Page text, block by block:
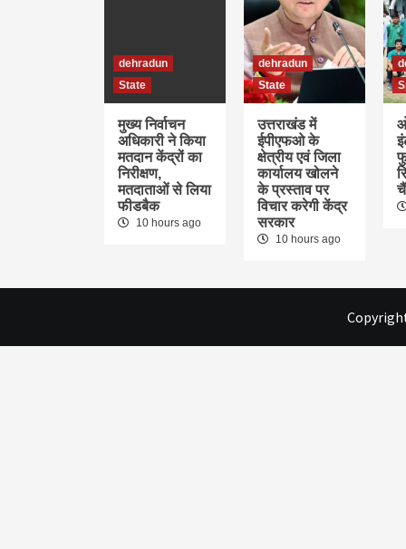
dehradun
State
मुख्य निर्वाचन
अधिकारी ने किया
मतदान केंद्रों का
निरीक्षण,
मतदाताओं से लिया
फीडबैक
10 hours ago
dehradun
State
उत्तराखंड में
ईपीएफओ के
क्षेत्रीय एवं जिला
कार्यालय खोलने
के प्रस्ताव पर
विचार करेगी केंद्र
सरकार
10 hours ago